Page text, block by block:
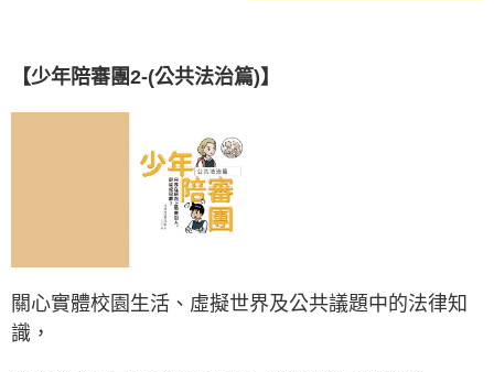
【少年陪審團2-(公共法治篇)】
關心實體校園生活、虛擬世界及公共議題中的法律知
識，